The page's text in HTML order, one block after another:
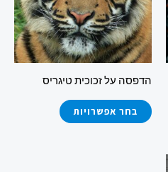
הדפסה על זכוכית טיגריס
בחר אפשרויות
סוגים.
ניתן
לבחור
האפשרויות
בעמוד